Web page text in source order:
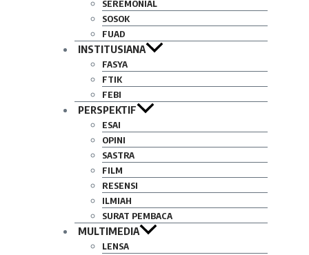
SEREMONIAL
SOSOK
FUAD
INSTITUSIANA
FASYA
FTIK
FEBI
PERSPEKTIF
ESAI
OPINI
SASTRA
FILM
RESENSI
ILMIAH
SURAT PEMBACA
MULTIMEDIA
LENSA